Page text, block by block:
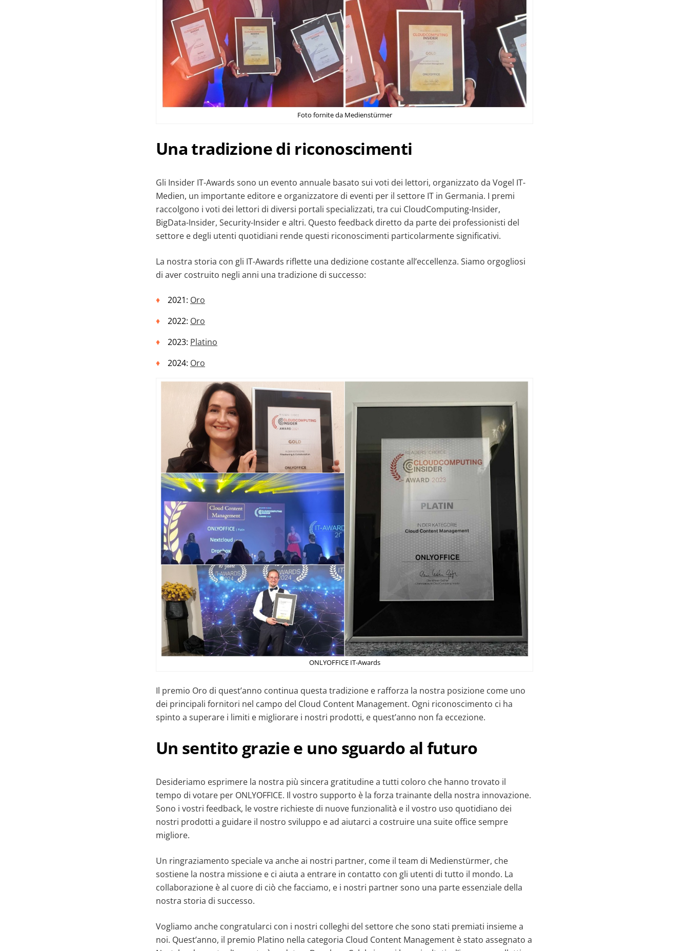
Foto fornite da Medienstürmer
Una tradizione di riconoscimenti
Gli Insider IT-Awards sono un evento annuale basato sui voti dei lettori, organizzato da Vogel IT-
Medien, un importante editore e organizzatore di eventi per il settore IT in Germania. I premi
raccolgono i voti dei lettori di diversi portali specializzati, tra cui CloudComputing-Insider,
BigData-Insider, Security-Insider e altri. Questo feedback diretto da parte dei professionisti del
settore e degli utenti quotidiani rende questi riconoscimenti particolarmente significativi.
La nostra storia con gli IT-Awards riflette una dedizione costante all’eccellenza. Siamo orgogliosi
di aver costruito negli anni una tradizione di successo:
2021: Oro
2022: Oro
2023: Platino
2024: Oro
ONLYOFFICE IT-Awards
Il premio Oro di quest’anno continua questa tradizione e rafforza la nostra posizione come uno
dei principali fornitori nel campo del Cloud Content Management. Ogni riconoscimento ci ha
spinto a superare i limiti e migliorare i nostri prodotti, e quest’anno non fa eccezione.
Un sentito grazie e uno sguardo al futuro
Desideriamo esprimere la nostra più sincera gratitudine a tutti coloro che hanno trovato il
tempo di votare per ONLYOFFICE. Il vostro supporto è la forza trainante della nostra innovazione.
Sono i vostri feedback, le vostre richieste di nuove funzionalità e il vostro uso quotidiano dei
nostri prodotti a guidare il nostro sviluppo e ad aiutarci a costruire una suite office sempre
migliore.
Un ringraziamento speciale va anche ai nostri partner, come il team di Medienstürmer, che
sostiene la nostra missione e ci aiuta a entrare in contatto con gli utenti di tutto il mondo. La
collaborazione è al cuore di ciò che facciamo, e i nostri partner sono una parte essenziale della
nostra storia di successo.
Vogliamo anche congratularci con i nostri colleghi del settore che sono stati premiati insieme a
noi. Quest’anno, il premio Platino nella categoria Cloud Content Management è stato assegnato a